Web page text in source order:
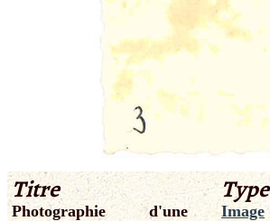
Titre
Photographie d'une
Type
Image